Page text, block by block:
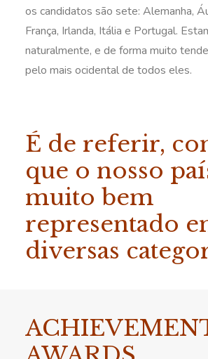
os candidatos são sete: Alemanha,
França, Irlanda, Itália e Portugal.
naturalmente, e de forma muito
pelo mais ocidental de todos eles.
É de referir,
que o nosso
muito bem
representado
diversas